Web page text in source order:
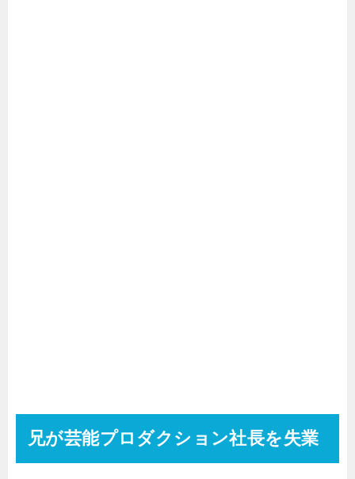
兄が芸能プロダクション社長を失業